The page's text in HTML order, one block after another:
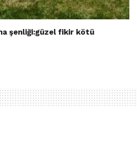
şenliği:güzel fikir kötü